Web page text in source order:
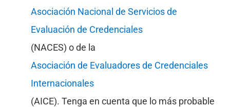
Asociación Nacional de Servicios de
Evaluación de Credenciales
(NACES) o de la
Asociación de Evaluadores de Credenciales
Internacionales
(AICE). Tenga en cuenta que lo más probable